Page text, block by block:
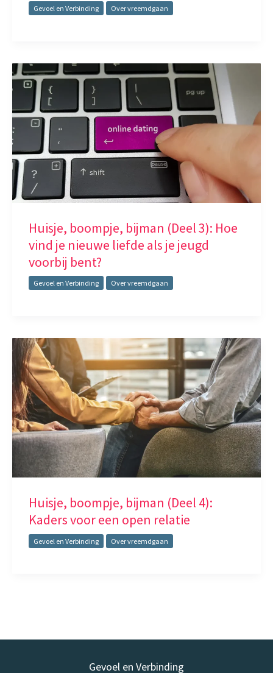
Gevoel en Verbinding Over vreemdgaan
Huisje, boompje, bijman (Deel 3): Hoe
vind je nieuwe liefde als je jeugd
voorbij bent?
Gevoel en Verbinding Over vreemdgaan
Huisje, boompje, bijman (Deel 4):
Kaders voor een open relatie
Gevoel en Verbinding Over vreemdgaan
Gevoel en Verbinding